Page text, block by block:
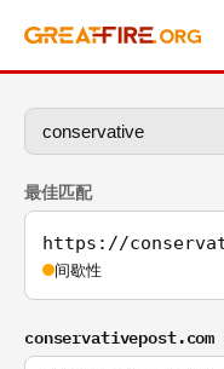
最佳匹配
https://
间歇性
conservativepost.com